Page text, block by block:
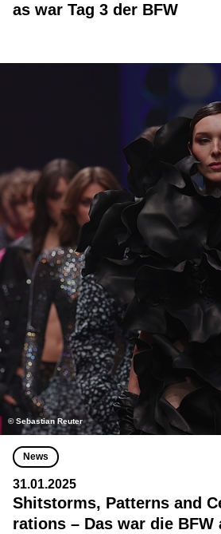
as war Tag 3 der BFW
© Sebastian Reuter
News
31.01.2025
Shitstorms, Patterns and
rations – Das war die BFW